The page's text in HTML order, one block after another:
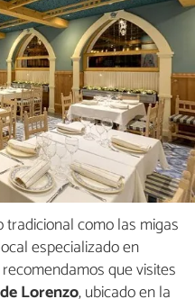
como las migas
especializado en
que visites
Lorenzo, ubicado en la